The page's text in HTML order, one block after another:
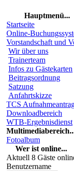
Hauptmenü...
Startseite
Online-
Vorstandschaft und
Wir über uns
Trainerteam
Infos zu Gästekarten
Beitragsordnung
Satzung
Anfahrtskizze
TCS
Downloadbereich
WTB-Ergebnisdienst
Fotoalbum
Wer ist online...
Aktuell 8 Gäste
Benutzername